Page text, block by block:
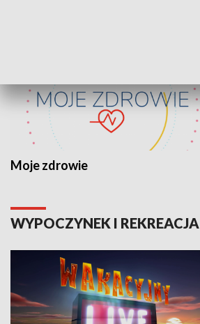
Moje zdrowie
WYPOCZYNEK I REKREACJA